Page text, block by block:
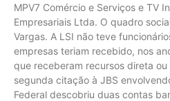
MPV7 Comércio e Serviços e TV
Empresariais Ltda. O quadro
Vargas. A LSI não teve
empresas teriam recebido, nos
que receberam recursos direta
segunda citação à JBS
Federal descobriu duas contas